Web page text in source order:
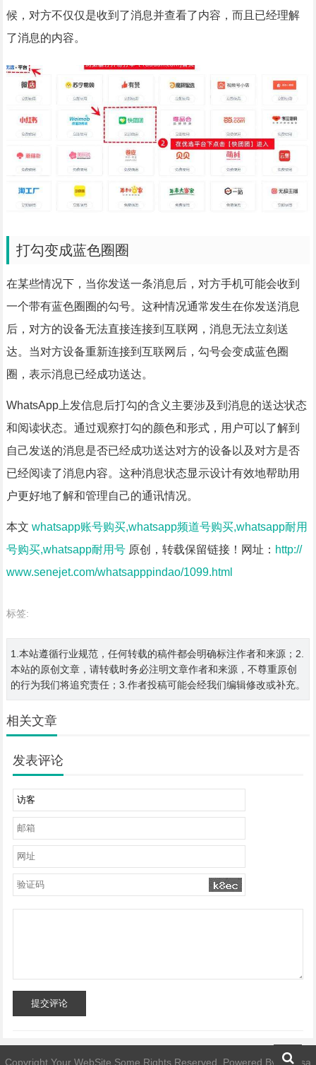
候，对方不仅仅是收到了消息并查看了内容，而且已经理解
了消息的内容。
打勾变成蓝色圈圈
在某些情况下，当你发送一条消息后，对方手机可能会收到
一个带有蓝色圈圈的勾号。这种情况通常发生在你发送消息
后，对方的设备无法直接连接到互联网，消息无法立刻送
达。当对方设备重新连接到互联网后，勾号会变成蓝色圈
圈，表示消息已经成功送达。
WhatsApp上发信息后打勾的含义主要涉及到消息的送达状态
和阅读状态。通过观察打勾的颜色和形式，用户可以了解到
自己发送的消息是否已经成功送达对方的设备以及对方是否
已经阅读了消息内容。这种消息状态显示设计有效地帮助用
户更好地了解和管理自己的通讯情况。
本文 whatsapp账号购买,whatsapp频道号购买,whatsapp耐用
号购买,whatsapp耐用号原创，转载保留链接！网址： http://
www.senejet.com/whatsapppindao/1099.html
标签:
1.本站遵循行业规范，任何转载的稿件都会明确标注作者和来源；2.
本站的原创文章，请转载时务必注明文章作者和来源，不尊重原创
的行为我们将追究责任；3.作者投稿可能会经我们编辑修改或补充。
相关文章
发表评论
提交评论
Copyright Your WebSite.Some Rights Reserved. Powered By whatsa